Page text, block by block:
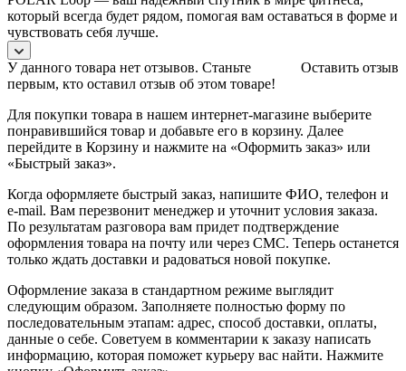
который всегда будет рядом, помогая вам оставаться в форме и
чувствовать себя лучше.
Оставить отзыв
У данного товара нет отзывов. Станьте
первым, кто оставил отзыв об этом товаре!
Для покупки товара в нашем интернет-магазине выберите
понравившийся товар и добавьте его в корзину. Далее
перейдите в Корзину и нажмите на «Оформить заказ» или
«Быстрый заказ».
Когда оформляете быстрый заказ, напишите ФИО, телефон и
e-mail. Вам перезвонит менеджер и уточнит условия заказа.
По результатам разговора вам придет подтверждение
оформления товара на почту или через СМС. Теперь останется
только ждать доставки и радоваться новой покупке.
Оформление заказа в стандартном режиме выглядит
следующим образом. Заполняете полностью форму по
последовательным этапам: адрес, способ доставки, оплаты,
данные о себе. Советуем в комментарии к заказу написать
информацию, которая поможет курьеру вас найти. Нажмите